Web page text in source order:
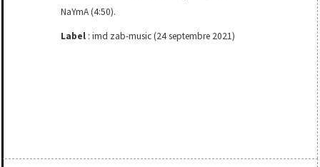
NaYmA (4:50).
Label : imd zab-music (24 septembre 2021)